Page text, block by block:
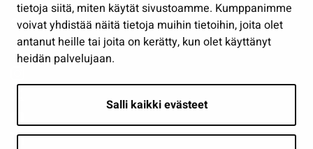
tietoja siitä, miten käytät sivustoamme. Kumppanimme
voivat yhdistää näitä tietoja muihin tietoihin, joita olet
antanut heille tai joita on kerätty, kun olet käyttänyt
heidän palvelujaan.
Salli kaikki evästeet
Seuraa meitä